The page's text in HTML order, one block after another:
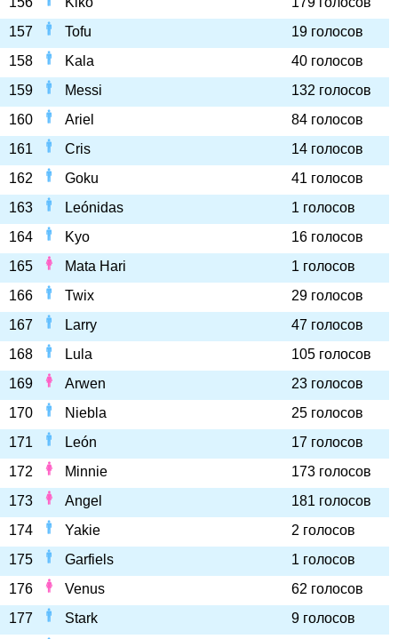
157
Tofu
19 голосов
158
Kala
40 голосов
159
Messi
132 голосов
160
Ariel
84 голосов
161
Cris
14 голосов
162
Goku
41 голосов
163
Leónidas
1 голосов
164
Kyo
16 голосов
165
Mata Hari
1 голосов
166
Twix
29 голосов
167
Larry
47 голосов
168
Lula
105 голосов
169
Arwen
23 голосов
170
Niebla
25 голосов
171
León
17 голосов
172
Minnie
173 голосов
173
Angel
181 голосов
174
Yakie
2 голосов
175
Garfiels
1 голосов
176
Venus
62 голосов
177
Stark
9 голосов